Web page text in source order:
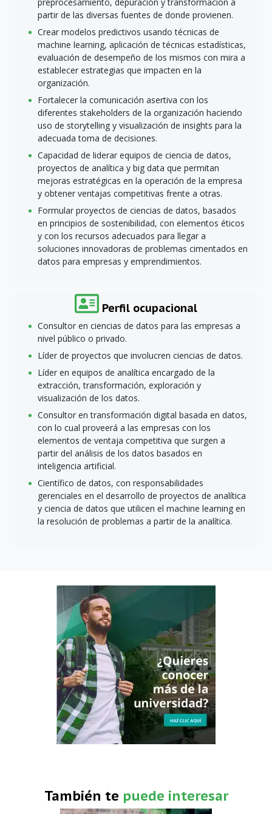
partir de las diversas fuentes de donde provienen.
Crear modelos predictivos usando técnicas de
machine learning, aplicación de técnicas estadísticas,
evaluación de desempeño de los mismos con mira a
establecer estrategias que impacten en la
organización.
Fortalecer la comunicación asertiva con los
diferentes stakeholders de la organización haciendo
uso de storytelling y visualización de insights para la
adecuada toma de decisiones.
Capacidad de liderar equipos de ciencia de datos,
proyectos de analítica y big data que permitan
mejoras estratégicas en la operación de la empresa
y obtener ventajas competitivas frente a otras.
Formular proyectos de ciencias de datos, basados
en principios de sostenibilidad, con elementos éticos
y con los recursos adecuados para llegar a
soluciones innovadoras de problemas cimentados en
datos para empresas y emprendimientos.
Perfil ocupacional
Consultor en ciencias de datos para las empresas a
nivel público o privado.
Líder de proyectos que involucren ciencias de datos.
Líder en equipos de analítica encargado de la
extracción, transformación, exploración y
visualización de los datos.
Consultor en transformación digital basada en datos,
con lo cual proveerá a las empresas con los
elementos de ventaja competitiva que surgen a
partir del análisis de los datos basados en
inteligencia artificial.
Científico de datos, con responsabilidades
gerenciales en el desarrollo de proyectos de analítica
y ciencia de datos que utilicen el machine learning en
la resolución de problemas a partir de la analítica.
También te puede interesar